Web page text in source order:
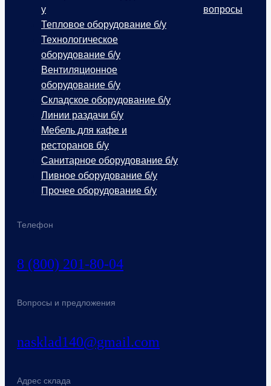
Телефон
8 (800) 201-80-04
Вопросы и предложения
nasklad140@gmail.com
Адрес склада
у
Тепловое оборудование б/у
Технологическое
оборудование б/у
Вентиляционное
оборудование б/у
Складское оборудование б/у
Линии раздачи б/у
Мебель для кафе и
ресторанов б/у
Санитарное оборудование б/у
Пивное оборудование б/у
Прочее оборудование б/у
вопросы